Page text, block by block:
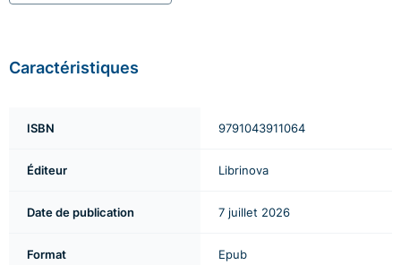
Caractéristiques
ISBN 9791043911064
Éditeur Librinova
Date de publication 7 juillet 2026
Format Epub